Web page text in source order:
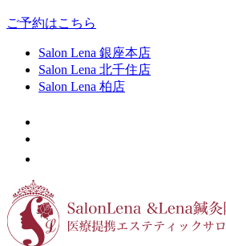
ご予約はこちら
Salon Lena 銀座本店
Salon Lena 北千住店
Salon Lena 柏店